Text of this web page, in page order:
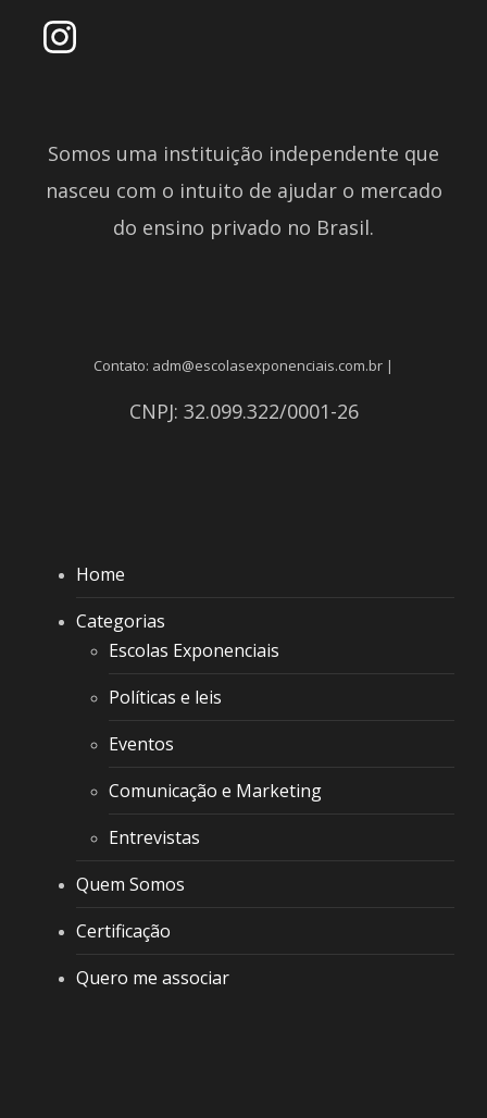
Somos uma instituição independente que
nasceu com o intuito de ajudar o mercado
do ensino privado no Brasil.
Contato: adm@escolasexponenciais.com.br |
CNPJ: 32.099.322/0001-26
Home
Categorias
Escolas Exponenciais
Políticas e leis
Eventos
Comunicação e Marketing
Entrevistas
Quem Somos
Certificação
Quero me associar